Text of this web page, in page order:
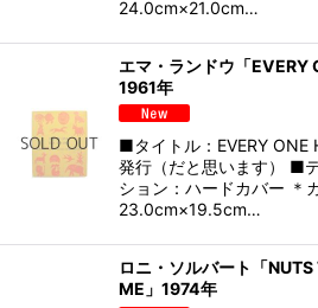
24.0cm×21.0cm…
エマ・ランドウ「EVERY
1961年
■タイトル：EVERY
発行（だと思います） ■
ション：ハードカバー ＊
23.0cm×19.5cm…
ロニ・ソルバート「
ME」1974年